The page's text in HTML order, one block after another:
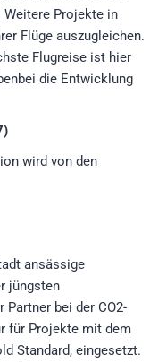
Weitere Projekte in
Flüge auszugleichen.
Flugreise ist hier
die Entwicklung
wird von den
ansässige
jüngsten
bei der CO2-
für Projekte mit dem
Standard, eingesetzt.